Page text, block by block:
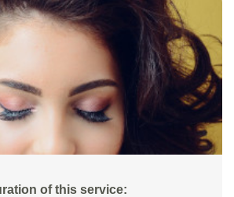
of this service: